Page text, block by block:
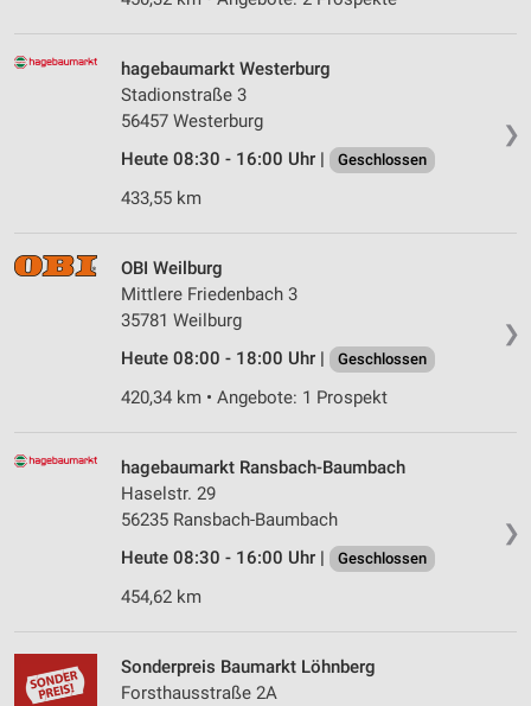
❯
hagebaumarkt Westerburg
Stadionstraße 3
56457 Westerburg
Heute 08:30 - 16:00 Uhr |
Geschlossen
433,55 km
❯
OBI Weilburg
Mittlere Friedenbach 3
35781 Weilburg
Heute 08:00 - 18:00 Uhr |
Geschlossen
420,34 km • Angebote: 1 Prospekt
❯
hagebaumarkt Ransbach-Baumbach
Haselstr. 29
56235 Ransbach-Baumbach
Heute 08:30 - 16:00 Uhr |
Geschlossen
454,62 km
Sonderpreis Baumarkt Löhnberg
Forsthausstraße 2A